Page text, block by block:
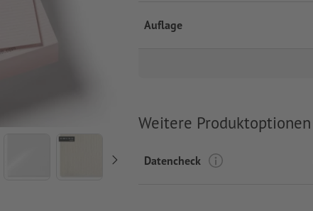
Auflage
Weitere Produktoptionen
Datencheck